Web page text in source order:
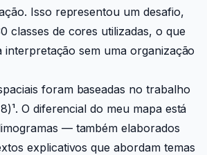
Isso representou um desafio,
classes de cores utilizadas, o que
interpretação sem uma organização
foram baseadas no trabalho
O diferencial do meu mapa está
— também elaborados
explicativos que abordam temas